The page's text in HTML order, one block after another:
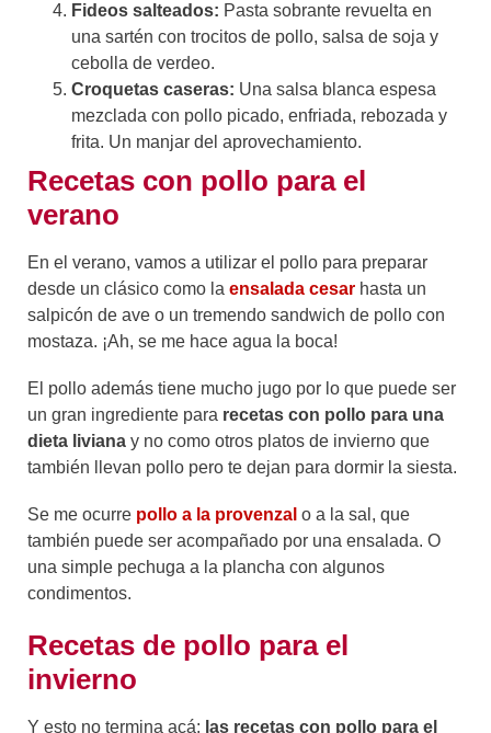
Fideos salteados: Pasta sobrante revuelta en
una sartén con trocitos de pollo, salsa de soja y
cebolla de verdeo.
Croquetas caseras: Una salsa blanca espesa
mezclada con pollo picado, enfriada, rebozada y
frita. Un manjar del aprovechamiento.
Recetas con pollo para el
verano
En el verano, vamos a utilizar el pollo para preparar
desde un clásico como la ensalada cesar hasta un
salpicón de ave o un tremendo sandwich de pollo con
mostaza. ¡Ah, se me hace agua la boca!
El pollo además tiene mucho jugo por lo que puede ser
un gran ingrediente para recetas con pollo para una
dieta liviana y no como otros platos de invierno que
también llevan pollo pero te dejan para dormir la siesta.
Se me ocurre pollo a la provenzal o a la sal, que
también puede ser acompañado por una ensalada. O
una simple pechuga a la plancha con algunos
condimentos.
Recetas de pollo para el
invierno
Y esto no termina acá: las recetas con pollo para el